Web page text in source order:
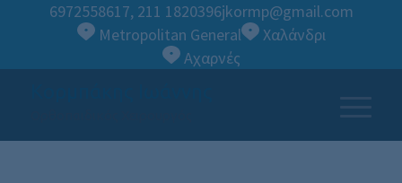
6972558617, 211 1820396jkormp@gmail.com
Metropolitan General
Χαλάνδρι
Αχαρνές